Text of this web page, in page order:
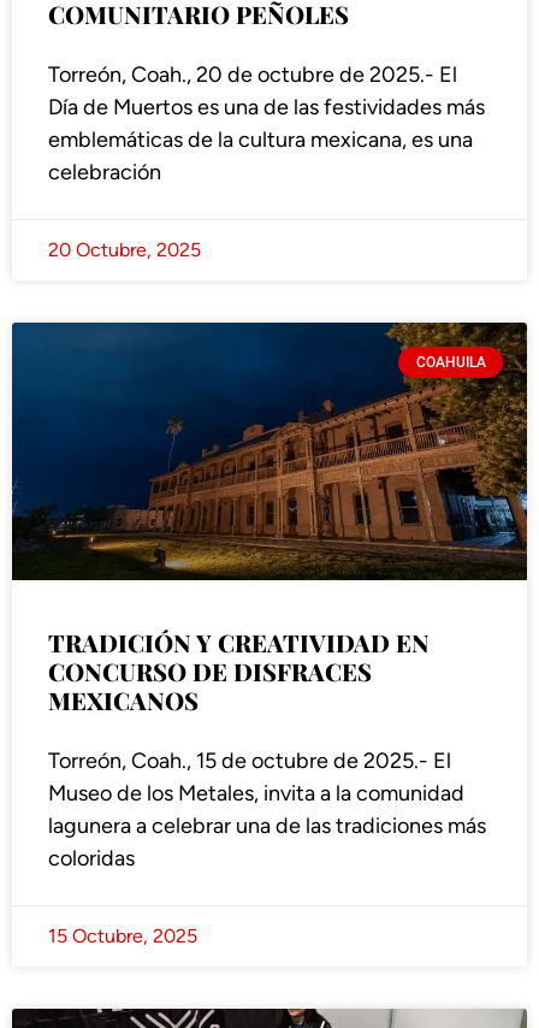
COMUNITARIO PEÑOLES
Torreón, Coah., 20 de octubre de 2025.- El
Día de Muertos es una de las festividades más
emblemáticas de la cultura mexicana, es una
celebración
20 Octubre, 2025
COAHUILA
TRADICIÓN Y CREATIVIDAD EN
CONCURSO DE DISFRACES
MEXICANOS
Torreón, Coah., 15 de octubre de 2025.- El
Museo de los Metales, invita a la comunidad
lagunera a celebrar una de las tradiciones más
coloridas
15 Octubre, 2025